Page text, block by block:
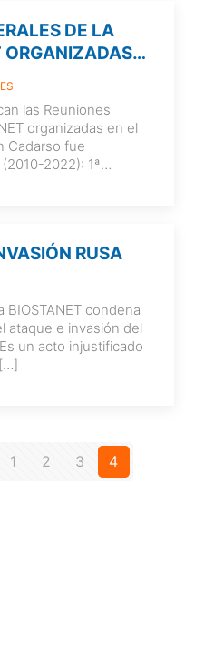
DE LA
ORGANIZADAS
las Reuniones
organizadas en el
Cadarso fue
2022): 1ª
RUSA
condena
ataque e invasión del
un acto injustificado
[…]
1 2 3 4